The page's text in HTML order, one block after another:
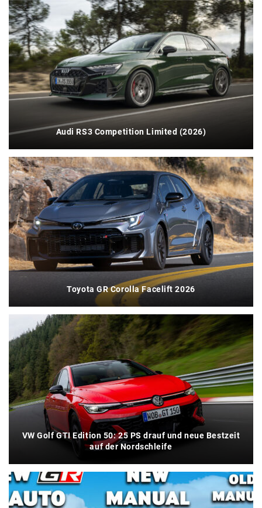
Audi RS3 Competition Limited (2026)
Toyota GR Corolla Facelift 2026
VW Golf GTI Edition 50: 25 PS drauf und neue Bestzeit
auf der Nordschleife